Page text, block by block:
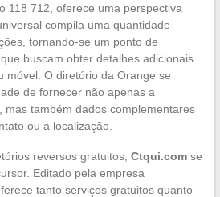
118 712, oferece uma perspectiva
compila uma quantidade
tornando-se um ponto de
buscam obter detalhes adicionais
móvel. O diretório da Orange se
de fornecer não apenas a
mas também dados complementares
ou a localização.
reversos gratuitos, Ctqui.comse
Editado pela empresa
tanto serviços gratuitos quanto